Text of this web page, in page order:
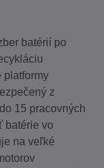
batérií po
platformy
z
15 pracovných
batérie vo
na veľké